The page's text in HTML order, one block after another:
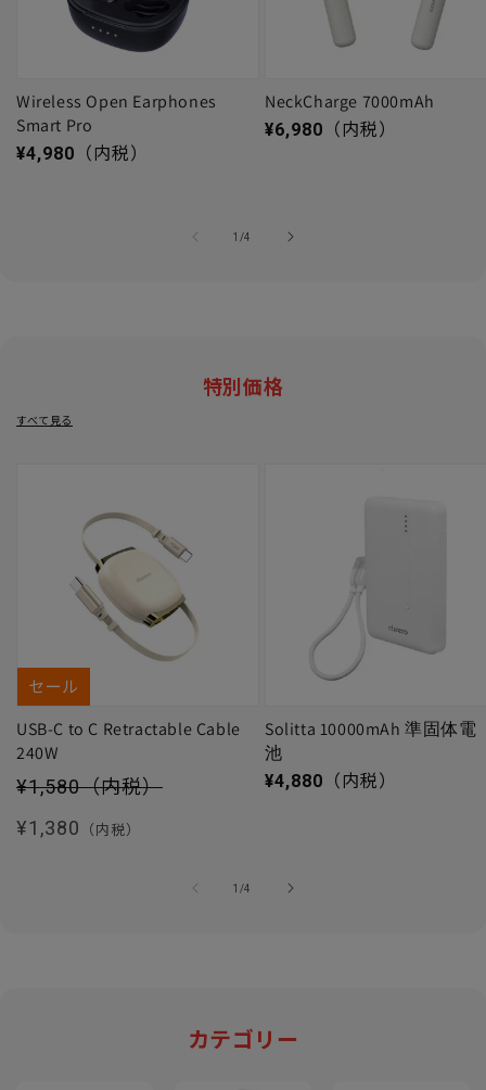
Wireless Open Earphones
Smart Pro
通常価格
¥4,980 （内税）
NeckCharge 7000mAh
通常価格
¥6,980 （内税）
1 /
の4
特別価格
すべて見る
セール
USB-C to C Retractable Cable
240W
セール価格
¥1,580（内税）
通常価格
¥1,380 （内税）
Solitta 10000mAh 準固体電
池
通常価格
¥4,880 （内税）
1 /
の4
カテゴリー